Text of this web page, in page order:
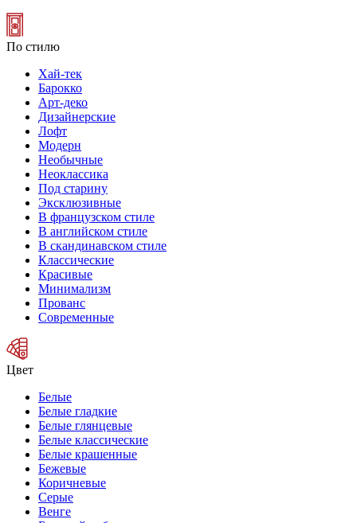
По стилю
Хай-тек
Барокко
Арт-деко
Дизайнерские
Лофт
Модерн
Необычные
Неоклассика
Под старину
Эксклюзивные
В французском стиле
В английском стиле
В скандинавском стиле
Классические
Красивые
Минимализм
Прованс
Современные
Цвет
Белые
Белые гладкие
Белые глянцевые
Белые классические
Белые крашенные
Бежевые
Коричневые
Серые
Венге